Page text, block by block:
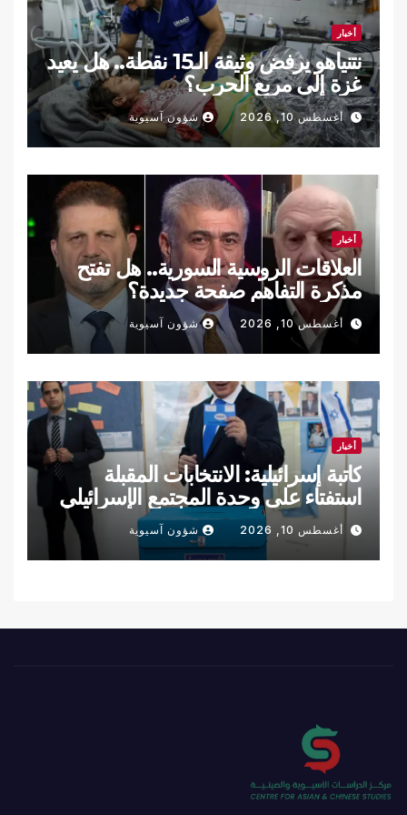
أخبار
نتنياهو يرفض وثيقة الـ15 نقطة.. هل يعيد
غزة إلى مربع الحرب؟
أغسطس 10, 2026 شؤون آسيوية
أخبار
العلاقات الروسية السورية.. هل تفتح
مذكرة التفاهم صفحة جديدة؟
أغسطس 10, 2026 شؤون آسيوية
أخبار
كاتبة إسرائيلية: الانتخابات المقبلة
استفتاء على وحدة المجتمع الإسرائيلي
أغسطس 10, 2026 شؤون آسيوية